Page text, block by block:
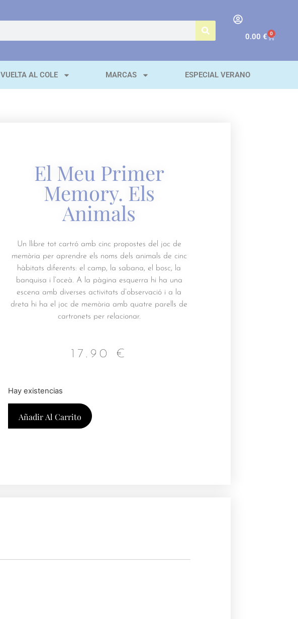
0.00 € 0
VUELTA AL COLE MARCAS ESPECIAL VERANO
El Meu Primer
Memory. Els
Animals
Un llibre tot cartró amb cinc propostes del joc de
memòria per aprendre els noms dels animals de cinc
hàbitats diferents: el camp, la sabana, el bosc, la
banquisa i l’oceà. A la pàgina esquerra hi ha una
escena amb diverses activitats d’observació i a la
dreta hi ha el joc de memòria amb quatre parells de
cartronets per relacionar.
17.90 €
Hay existencias
Añadir Al Carrito